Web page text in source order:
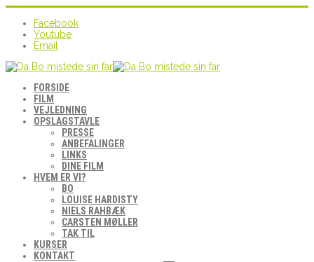
Facebook
Youtube
Email
FORSIDE
FILM
VEJLEDNING
OPSLAGSTAVLE
PRESSE
ANBEFALINGER
LINKS
DINE FILM
HVEM ER VI?
BO
LOUISE HARDISTY
NIELS RAHBÆK
CARSTEN MØLLER
TAK TIL
KURSER
KONTAKT